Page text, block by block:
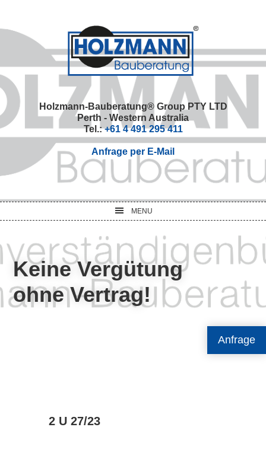
Anfrage
primary
primary
Holzmann-Bauberatung® Group PTY LTD
Perth - Western Australia
Tel.:+61 4 491 295 411
Anfrage per E-Mail
MENU
Keine Vergütung
ohne Vertrag!
2 U 27/23